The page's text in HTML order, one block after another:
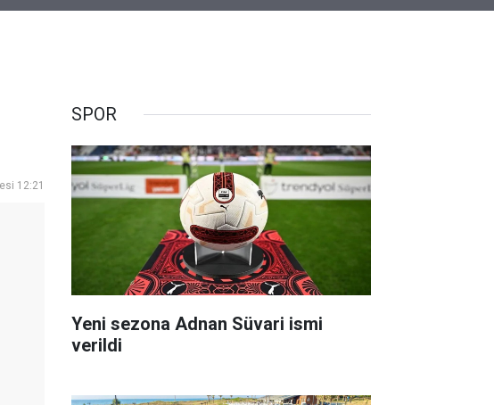
12:21
SPOR
Yeni sezona Adnan Süvari ismi
verildi